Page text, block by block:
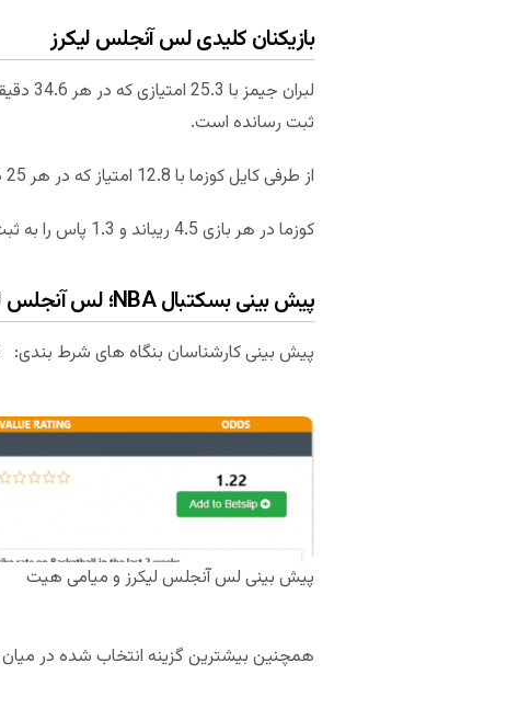
بازیکنان کلیدی لس آنجلس لیکرز
ثبت رسانده است.
از طرفی کایل کوزما با 12.8 امتیاز که در هر 25 دقیقه بازی به طور میانگین کسب کرده، دیگر بازیکن کلیدی لس آنجلس لیکرز است.
کوزما در هر بازی 4.5 ریباند و 1.3 پاس را به ثبت رسانده، فیلد گل او 44 درصد و پرتاب های آزاد او 74 درصد بوده است.
پیش بینی بسکتبال NBA؛ لس آنجلس لیکرز – میامی هیت (بازی دوم)
پیش بینی کارشناسان بنگاه های شرط بندی:
پیش بینی لس آنجلس لیکرز و میامی هیت
همچنین بیشترین گزینه انتخاب شده در میان